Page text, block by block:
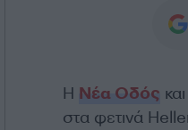
Η Νέα Οδός
στα φετινά